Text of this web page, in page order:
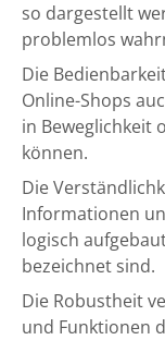
so dargestellt
problemlos
Die
Online-Shops
in Beweglichkeit
können.
Die
Informationen
logisch
bezeichnet sind.
Die Robustheit
und Funktionen